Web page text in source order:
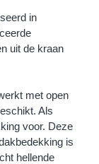
in
uit de kraan
met open
Als
voor. Deze
is
hellende